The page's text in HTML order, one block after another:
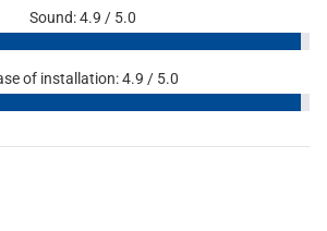
Sound: 4.9 / 5.0
of installation: 4.9 / 5.0